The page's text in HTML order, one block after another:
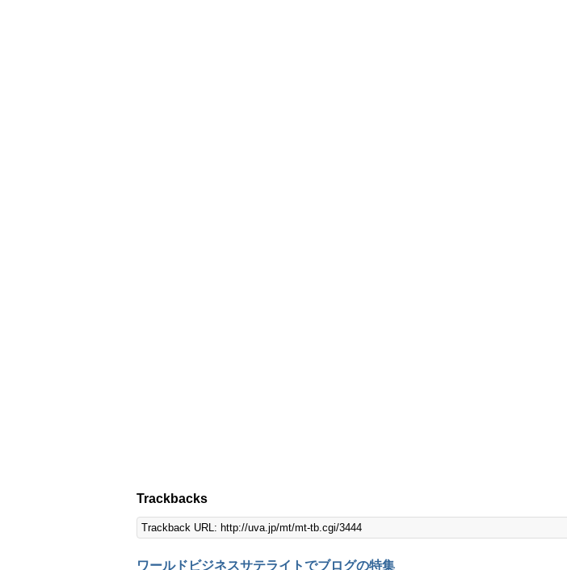
Trackbacks
Trackback URL: http://uva.jp/mt/mt-tb.cgi/3444
ワールドビジネスサテライトでブログの特集